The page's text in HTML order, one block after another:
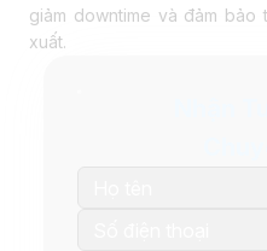
giảm downtime và đảm
xuất.
Nhận